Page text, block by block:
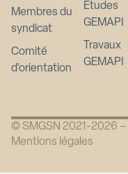
Membres du
syndicat
Comité
d’orientation
Etudes
GEMAPI
Travaux
GEMAPI
© SMGSN 2021-2026 –
Mentions légales